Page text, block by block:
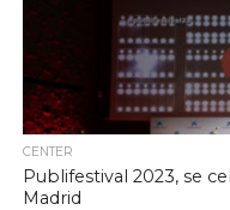
CENTER
Publifestival 2023, se
Madrid